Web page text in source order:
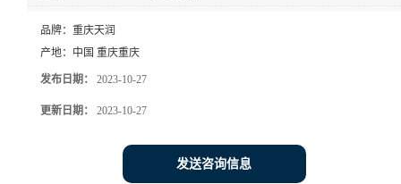
品牌： 重庆天润
产地： 中国 重庆重庆
发布日期： 2023-10-27
更新日期： 2023-10-27
发送咨询信息